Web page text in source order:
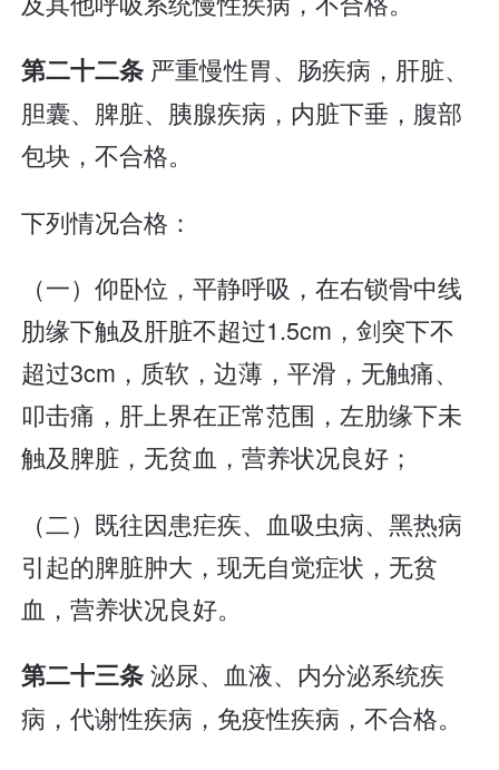
第二十二条 严重慢性胃、肠疾病，肝脏、
胆囊、脾脏、胰腺疾病，内脏下垂，腹部
包块，不合格。
下列情况合格：
（一）仰卧位，平静呼吸，在右锁骨中线
肋缘下触及肝脏不超过1.5cm，剑突下不
超过3cm，质软，边薄，平滑，无触痛、
叩击痛，肝上界在正常范围，左肋缘下未
触及脾脏，无贫血，营养状况良好；
（二）既往因患疟疾、血吸虫病、黑热病
引起的脾脏肿大，现无自觉症状，无贫
血，营养状况良好。
第二十三条泌尿、血液、内分泌系统疾
病，代谢性疾病，免疫性疾病，不合格。